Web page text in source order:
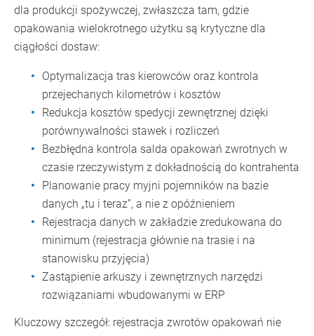
dla produkcji spożywczej, zwłaszcza tam, gdzie
opakowania wielokrotnego użytku są krytyczne dla
ciągłości dostaw:
Optymalizacja tras kierowców oraz kontrola
przejechanych kilometrów i kosztów
Redukcja kosztów spedycji zewnętrznej dzięki
porównywalności stawek i rozliczeń
Bezbłędna kontrola salda opakowań zwrotnych w
czasie rzeczywistym z dokładnością do kontrahenta
Planowanie pracy myjni pojemników na bazie
danych „tu i teraz”, a nie z opóźnieniem
Rejestracja danych w zakładzie zredukowana do
minimum (rejestracja głównie na trasie i na
stanowisku przyjęcia)
Zastąpienie arkuszy i zewnętrznych narzędzi
rozwiązaniami wbudowanymi w ERP
Kluczowy szczegół: rejestracja zwrotów opakowań nie